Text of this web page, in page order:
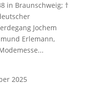
in Braunschweig; †
Jochem
Erlemann,
2025